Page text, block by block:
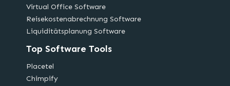
Virtual Office Software
Reisekostenabrechnung Software
Liquiditätsplanung Software
Top Software Tools
Placetel
Chimpify